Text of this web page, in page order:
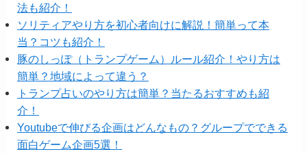
法も紹介！
ソリティアやり方を初心者向けに解説！簡単って本
当？コツも紹介！
豚のしっぽ（トランプゲーム）ルール紹介！やり方は
簡単？地域によって違う？
トランプ占いのやり方は簡単？当たるおすすめも紹
介！
Youtubeで伸びる企画はどんなもの？グループでできる
面白ゲーム企画5選！